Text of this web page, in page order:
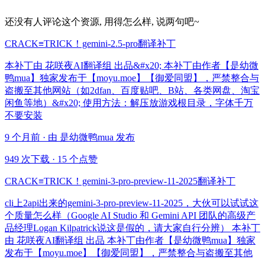
还没有人评论这个资源, 用得怎么样, 说两句吧~
CRACK≡TRICK！gemini-2.5-pro翻译补丁
本补丁由 花咲夜AI翻译组 出品&#x20; 本补丁由作者【是幼微
鸭mua】独家发布于【moyu.moe】【御爱同盟】，严禁整合与
盗搬至其他网站（如2dfan、百度贴吧、B站、各类网盘、淘宝
闲鱼等地）&#x20; 使用方法：解压放游戏根目录，字体千万
不要安装
9 个月前 · 由 是幼微鸭mua 发布
949 次下载 · 15 个点赞
CRACK≡TRICK！gemini-3-pro-preview-11-2025翻译补丁
cli上2api出来的gemini-3-pro-preview-11-2025，大伙可以试试这
个质量怎么样（Google AI Studio 和 Gemini API 团队的高级产
品经理Logan Kilpatrick说这是假的，请大家自行分辨） 本补丁
由 花咲夜AI翻译组 出品 本补丁由作者【是幼微鸭mua】独家
发布于【moyu.moe】【御爱同盟】，严禁整合与盗搬至其他